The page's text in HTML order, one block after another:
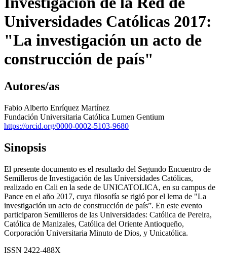
Universidades Católicas 2017:
"La investigación un acto de
construcción de país"
Autores/as
Fabio Alberto Enríquez Martínez
Fundación Universitaria Católica Lumen Gentium
https://orcid.org/0000-0002-5103-9680
Sinopsis
El presente documento es el resultado del Segundo Encuentro de
Semilleros de Investigación de las Universidades Católicas,
realizado en Cali en la sede de UNICATOLICA, en su campus de
Pance en el año 2017, cuya filosofía se rigió por el lema de "La
investigación un acto de construcción de país”. En este evento
participaron Semilleros de las Universidades: Católica de Pereira,
Católica de Manizales, Católica del Oriente Antioqueño,
Corporación Universitaria Minuto de Dios, y Unicatólica.
ISSN 2422-488X